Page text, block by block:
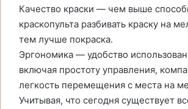
Качество краски — чем выше
краскопульта разбивать краску на
тем лучше покраска.
Эргономика — удобство
включая простоту управления,
легкость перемещения с места на
Учитывая, что сегодня существует